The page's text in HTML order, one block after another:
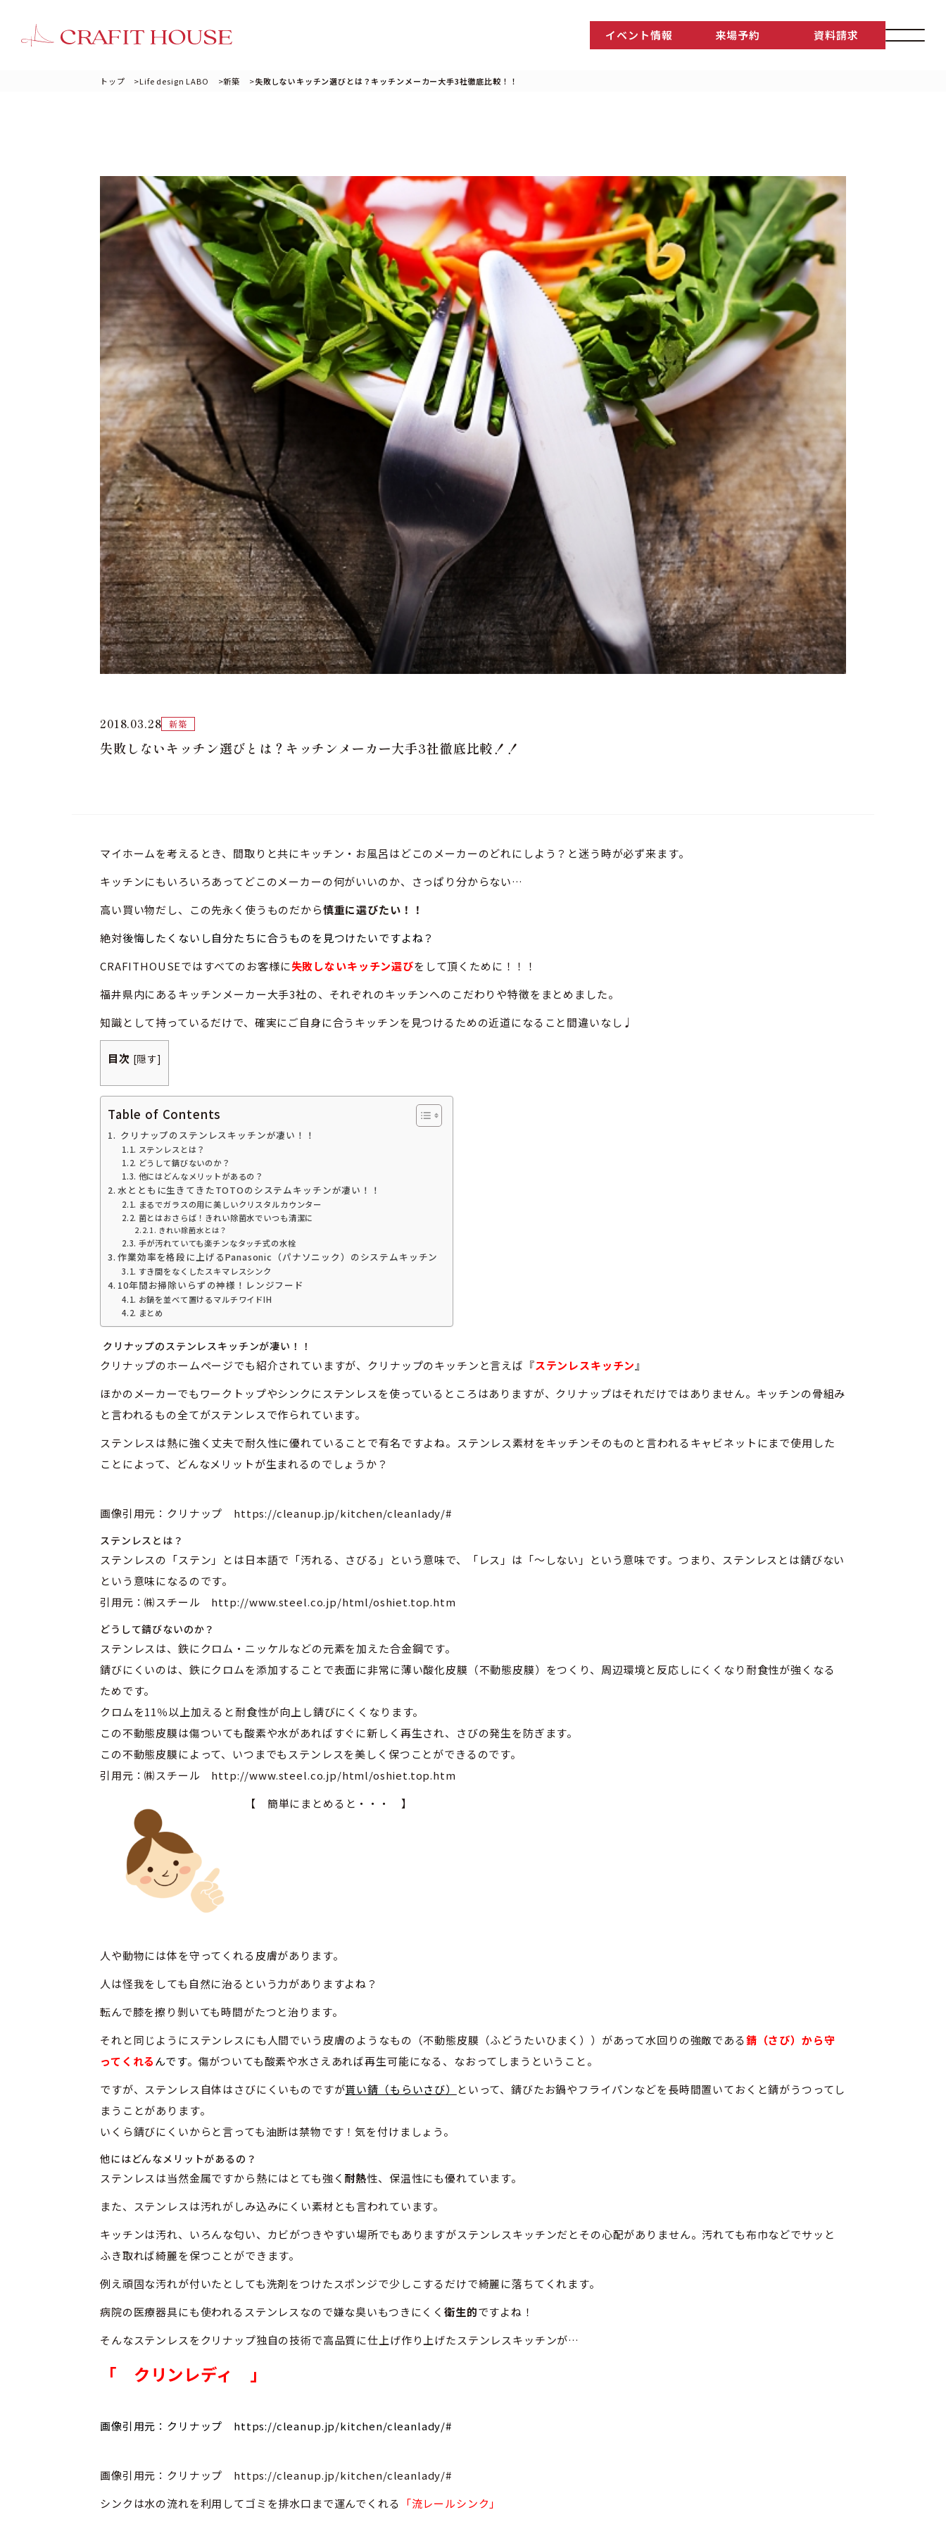
イベント情報 来場予約 資料請求
トップ >Life design LABO >新築 >失敗しないキッチン選びとは？キッチンメーカー大手3社徹底比較！！
2018.03.28 新築
失敗しないキッチン選びとは？キッチンメーカー大手3社徹底比較！！
マイホームを考えるとき、間取りと共にキッチン・お風呂はどこのメーカーのどれにしよう？と迷う時が必ず来ます。
キッチンにもいろいろあってどこのメーカーの何がいいのか、さっぱり分からない…
高い買い物だし、この先永く使うものだから慎重に選びたい！！
絶対後悔したくないし自分たちに合うものを見つけたいですよね？
CRAFITHOUSEではすべてのお客様に失敗しないキッチン選びをして頂くために！！！
福井県内にあるキッチンメーカー大手3社の、それぞれのキッチンへのこだわりや特徴をまとめました。
知識として持っているだけで、確実にご自身に合うキッチンを見つけるための近道になること間違いなし♩
目次 [隠す]
Table of Contents
クリナップのステンレスキッチンが凄い！！
ステンレスとは？
どうして錆びないのか？
他にはどんなメリットがあるの？
水とともに生きてきたTOTOのシステムキッチンが凄い！！
まるでガラスの用に美しいクリスタルカウンター
菌とはおさらば！きれい除菌水でいつも清潔に
きれい除菌水とは？
手が汚れていても楽チンなタッチ式の水栓
作業効率を格段に上げるPanasonic（パナソニック）のシステムキッチン
すき間をなくしたスキマレスシンク
10年間お掃除いらずの神様！レンジフード
お鍋を並べて置けるマルチワイドIH
まとめ
クリナップのステンレスキッチンが凄い！！
クリナップのホームページでも紹介されていますが、クリナップのキッチンと言えば『ステンレスキッチン 』
ほかのメーカーでもワークトップやシンクにステンレスを使っているところはありますが、クリナップはそれだけではありません。キッチンの骨組み
と言われるもの全てがステンレスで作られています。
ステンレスは熱に強く丈夫で耐久性に優れていることで有名ですよね。ステンレス素材をキッチンそのものと言われるキャビネットにまで使用した
ことによって、どんなメリットが生まれるのでしょうか？
画像引用元：クリナップ https://cleanup.jp/kitchen/cleanlady/#
ステンレスとは？
ステンレスの「ステン」とは日本語で「汚れる、さびる」という意味で、「レス」は「～しない」という意味です。つまり、ステンレスとは錆びない
という意味になるのです。
引用元：㈱スチール http://www.steel.co.jp/html/oshiet.top.htm
どうして錆びないのか？
ステンレスは、鉄にクロム・ニッケルなどの元素を加えた合金鋼です。
錆びにくいのは、鉄にクロムを添加することで表面に非常に薄い酸化皮膜（不動態皮膜）をつくり、周辺環境と反応しにくくなり耐食性が強くなる
ためです。
クロムを11％以上加えると耐食性が向上し錆びにくくなります。
この不動態皮膜は傷ついても酸素や水があればすぐに新しく再生され、さびの発生を防ぎます。
この不動態皮膜によって、いつまでもステンレスを美しく保つことができるのです。
引用元：㈱スチール http://www.steel.co.jp/html/oshiet.top.htm
【 簡単にまとめると・・・ 】
人や動物には体を守ってくれる皮膚があります。
人は怪我をしても自然に治るという力がありますよね？
転んで膝を擦り剝いても時間がたつと治ります。
それと同じようにステンレスにも人間でいう皮膚のようなもの（不動態皮膜（ふどうたいひまく））があって水回りの強敵である錆（さび）から守
ってくれるんです。傷がついても酸素や水さえあれば再生可能になる、なおってしまうということ。
ですが、ステンレス自体はさびにくいものですが貰い錆（もらいさび）
といって、錆びたお鍋やフライパンなどを長時間置いておくと錆がうつってし
まうことがあります。
いくら錆びにくいからと言っても油断は禁物です！気を付けましょう。
他にはどんなメリットがあるの？
ステンレスは当然金属ですから熱にはとても強く 耐熱性、保温性にも優れています。
また、ステンレスは汚れがしみ込みにくい素材とも言われています。
キッチンは汚れ、いろんな匂い、カビがつきやすい場所でもありますがステンレスキッチンだとその心配がありません。汚れても布巾などでサッと
ふき取れば綺麗を保つことができます。
例え頑固な汚れが付いたとしても洗剤をつけたスポンジで少しこするだけで綺麗に落ちてくれます。
病院の医療器具にも使われるステンレスなので嫌な臭いもつきにくく衛生的ですよね！
そんなステンレスをクリナップ独自の技術で高品質に仕上げ作り上げたステンレスキッチンが…
「 クリンレディ 」
画像引用元：クリナップ https://cleanup.jp/kitchen/cleanlady/#
画像引用元：クリナップ https://cleanup.jp/kitchen/cleanlady/#
シンクは水の流れを利用してゴミを排水口まで運んでくれる 「流レールシンク」